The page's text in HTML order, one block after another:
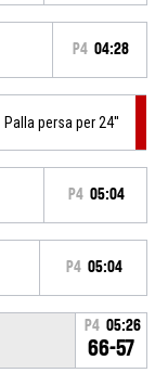
P4 04:28
Palla persa per 24''
P4 05:04
P4 05:04
P4 05:26
66-57